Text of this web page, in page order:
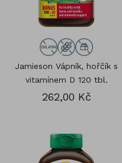
Jamieson Vápník, hořčík s
vitamínem D 120 tbl.
262,00 Kč